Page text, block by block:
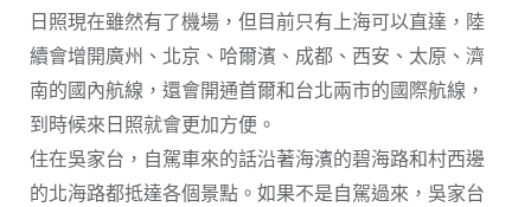
日照現在雖然有了機場，但目前只有上海可以直達，陸
續會增開廣州、北京、哈爾濱、成都、西安、太原、濟
南的國內航線，還會開通首爾和台北兩市的國際航線，
到時候來日照就會更加方便。
住在吳家台，自駕車來的話沿著海濱的碧海路和村西邊
的北海路都抵達各個景點。如果不是自駕過來，吳家台